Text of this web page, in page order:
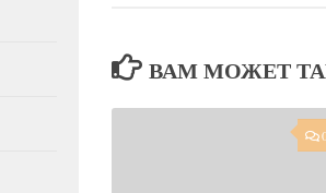
ВАМ МОЖЕТ